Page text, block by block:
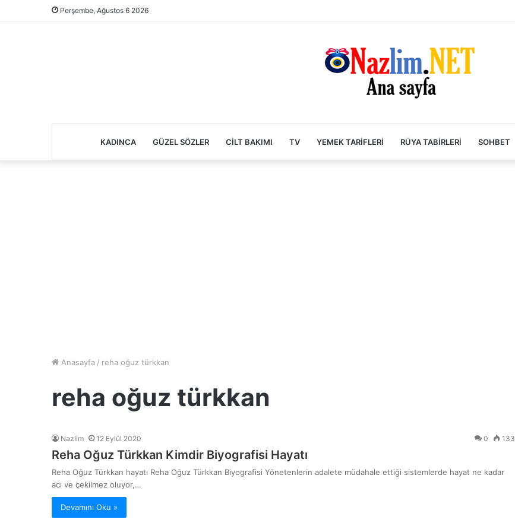
Perşembe, Ağustos 6 2026
KADINCA GÜZEL SÖZLER CILT BAKIMI TV YEMEK TARIFLERI RÜYA TABIRLERI SOHBET
Anasayfa / reha oğuz türkkan
reha oğuz türkkan
Nazlim 12 Eylül 2020 0 133
Reha Oğuz Türkkan Kimdir Biyografisi Hayatı
Reha Oğuz Türkkan hayatı Reha Oğuz Türkkan Biyografisi Yönetenlerin adalete müdahale ettiği sistemlerde hayat ne kadar
acı ve çekilmez oluyor,…
Devamını Oku »